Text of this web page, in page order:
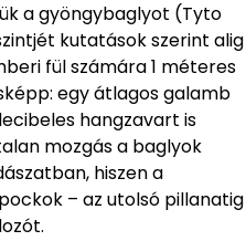
a gyöngybaglyot (Tyto
kutatások szerint alig
fül számára 1 méteres
egy átlagos galamb
hangzavart is
mozgás a baglyok
hiszen a
– az utolsó pillanatig